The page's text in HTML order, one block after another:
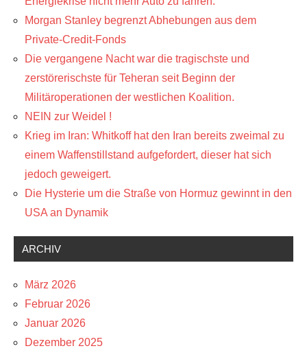
Morgan Stanley begrenzt Abhebungen aus dem
Private-Credit-Fonds
Die vergangene Nacht war die tragischste und
zerstörerischste für Teheran seit Beginn der
Militäroperationen der westlichen Koalition.
NEIN zur Weidel !
Krieg im Iran: Whitkoff hat den Iran bereits zweimal zu
einem Waffenstillstand aufgefordert, dieser hat sich
jedoch geweigert.
Die Hysterie um die Straße von Hormuz gewinnt in den
USA an Dynamik
ARCHIV
März 2026
Februar 2026
Januar 2026
Dezember 2025